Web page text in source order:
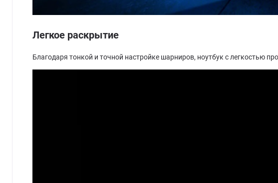
Легкое раскрытие
Благодаря тонкой и точной настройке шарниров, ноутбук с легкостью